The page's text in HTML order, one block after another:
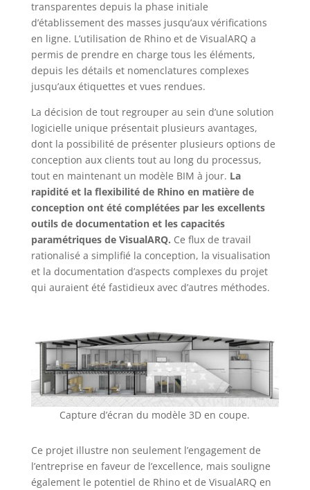
transparentes depuis la phase initiale
d’établissement des masses jusqu’aux vérifications
en ligne. L’utilisation de Rhino et de VisualARQ a
permis de prendre en charge tous les éléments,
depuis les détails et nomenclatures complexes
jusqu’aux étiquettes et vues rendues.
La décision de tout regrouper au sein d’une solution
logicielle unique présentait plusieurs avantages,
dont la possibilité de présenter plusieurs options de
conception aux clients tout au long du processus,
tout en maintenant un modèle BIM à jour. La
rapidité et la flexibilité de Rhino en matière de
conception ont été complétées par les excellents
outils de documentation et les capacités
paramétriques de VisualARQ. Ce flux de travail
rationalisé a simplifié la conception, la visualisation
et la documentation d’aspects complexes du projet
qui auraient été fastidieux avec d’autres méthodes.
Capture d’écran du modèle 3D en coupe.
Ce projet illustre non seulement l’engagement de
l’entreprise en faveur de l’excellence, mais souligne
également le potentiel de Rhino et de VisualARQ en